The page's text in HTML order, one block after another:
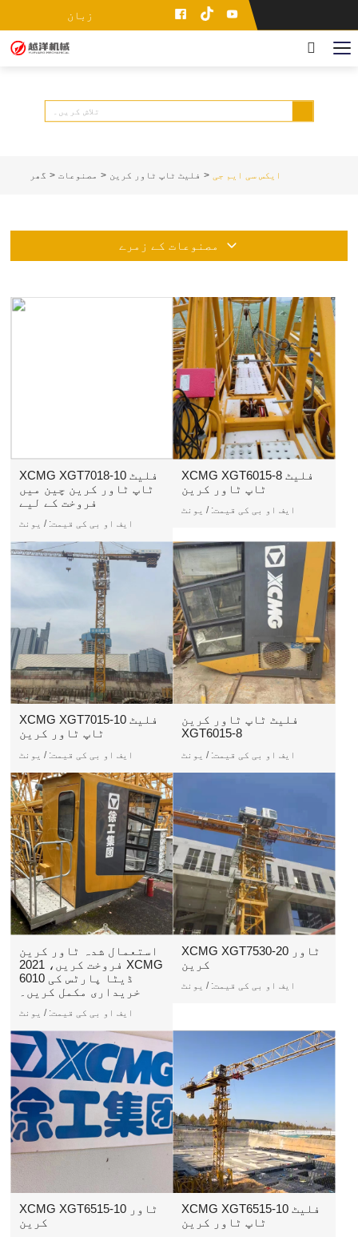
زبان
گھر مصنوعات فلیٹ ٹاپ ٹاور کرین ایکس سی ایم جی
مصنوعات کے زمرے
XCMG XGT7018-10 فلیٹ
ٹاپ ٹاور کرین چین میں
فروخت کے لیے
ایف او بی کی قیمت:/ یونٹ
XCMG XGT6015-8 فلیٹ
ٹاپ ٹاور کرین
ایف او بی کی قیمت:/ یونٹ
XCMG XGT7015-10 فلیٹ
ٹاپ ٹاور کرین
ایف او بی کی قیمت:/ یونٹ
فلیٹ ٹاپ ٹاور کرین
XGT6015-8
ایف او بی کی قیمت:/ یونٹ
استعمال شدہ ٹاور کرین
فروخت کریں، 2021 XCMG
6010 ڈیٹا پارٹس کی
خریداری مکمل کریں۔
ایف او بی کی قیمت:/ یونٹ
XCMG XGT7530-20 ٹاور
کرین
ایف او بی کی قیمت:/ یونٹ
XCMG XGT6515-10 ٹاور
کرین
XCMG XGT6515-10 فلیٹ
ٹاپ ٹاور کرین